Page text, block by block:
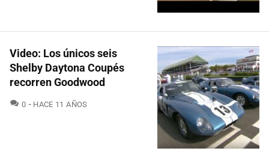
Video: Los únicos seis
Shelby Daytona Coupés
recorren Goodwood
0 COMENTARIOS
HACE 11 AÑOS